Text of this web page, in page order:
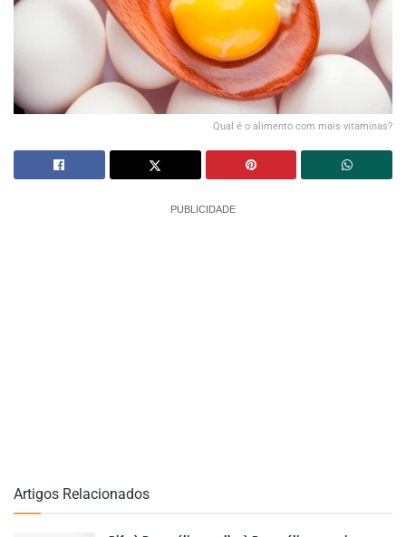
Qual é o alimento com mais vitaminas?
PUBLICIDADE
Artigos Relacionados